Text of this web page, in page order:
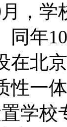
，学
同年
在北
性一体
学校